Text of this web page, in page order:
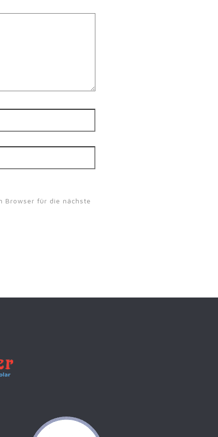
Browser für die nächste